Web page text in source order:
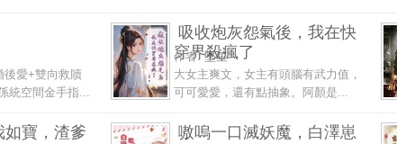
後愛+雙向救贖
統空間金手指...
吸收炮灰怨氣後，我在快
穿界殺瘋了
作者:墜笙
大女主爽文，女主有頭腦有武力值，
可可愛愛，還有點抽象。阿顏是...
如寶，渣爹
嗷嗚一口滅妖魔，白澤崽